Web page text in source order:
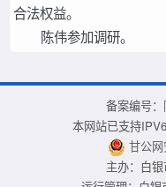
合法权益。
陈伟参加调研。
备案编号：
本网站已支持
甘公
主办：白